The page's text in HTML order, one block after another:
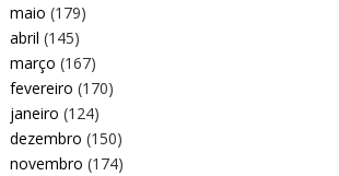
maio (179)
abril (145)
março (167)
fevereiro (170)
janeiro (124)
dezembro (150)
novembro (174)